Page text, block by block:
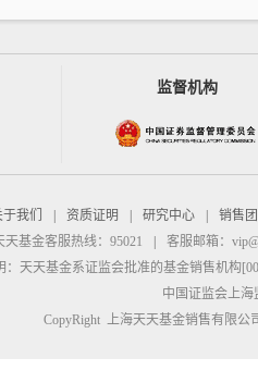
监督机构
我们 资质证明 研究中心
销售
天基金客服热线：95021
客服邮箱：
天天基金系证监会批准的基金销售机构
中国证监会上
CopyRight 上海天天基金销售有限